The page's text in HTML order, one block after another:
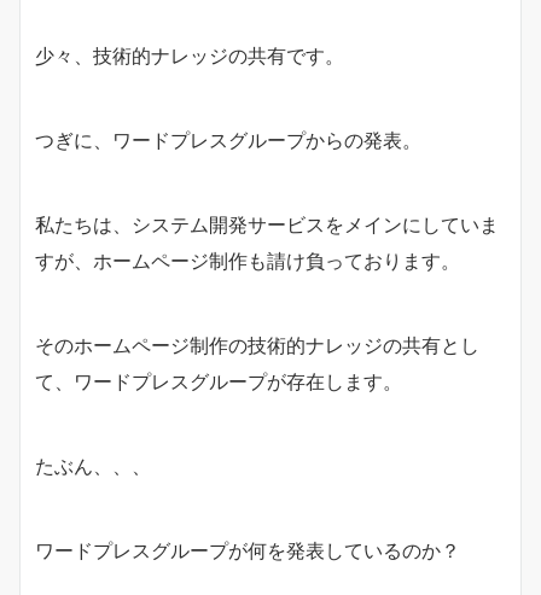
少々、技術的ナレッジの共有です。
つぎに、ワードプレスグループからの発表。
私たちは、システム開発サービスをメインにしていま
すが、ホームページ制作も請け負っております。
そのホームページ制作の技術的ナレッジの共有とし
て、ワードプレスグループが存在します。
たぶん、、、
ワードプレスグループが何を発表しているのか？